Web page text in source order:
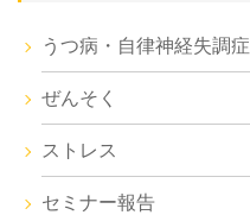
うつ病・自律神経失調症
ぜんそく
ストレス
セミナー報告